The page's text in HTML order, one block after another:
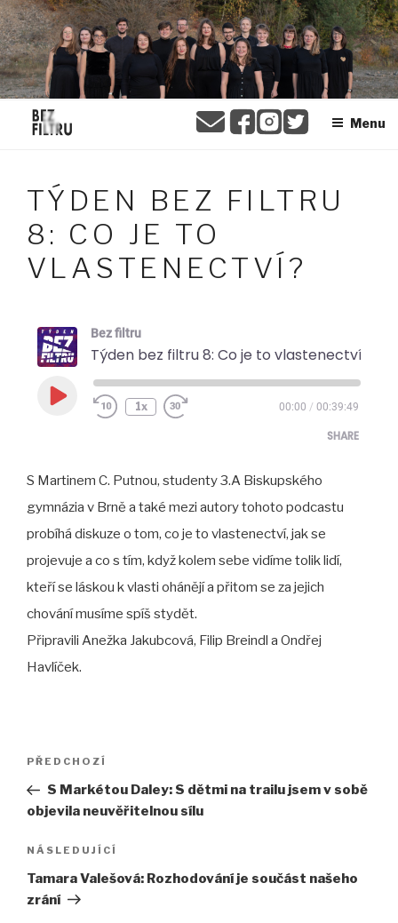
Přejít
k
obsahu
webu
BEZ FILTRU
Menu
TÝDEN BEZ FILTRU
8: CO JE TO
VLASTENECTVÍ?
Bez filtru
Týden bez filtru 8: Co je to vlastenectví?
Play
Episode
1x 00:00 / 00:39:49
SHARE
SHARE
EMBED
S Martinem C. Putnou, studenty 3.A Biskupského
gymnázia v Brně a také mezi autory tohoto podcastu
probíhá diskuze o tom, co je to vlastenectví, jak se
projevuje a co s tím, když kolem sebe vidíme tolik lidí,
kteří se láskou k vlasti ohánějí a přitom se za jejich
chování musíme spíš stydět.
Připravili Anežka Jakubcová, Filip Breindl a Ondřej
Havlíček.
Navigace
příspěvek
Předchozí
příspěvek
PŘEDCHOZÍ
S Markétou Daley: S dětmi na trailu jsem v sobě
objevila neuvěřitelnou sílu
Následující
příspěvek
NÁSLEDUJÍCÍ
Tamara Valešová: Rozhodování je součást našeho
zrání